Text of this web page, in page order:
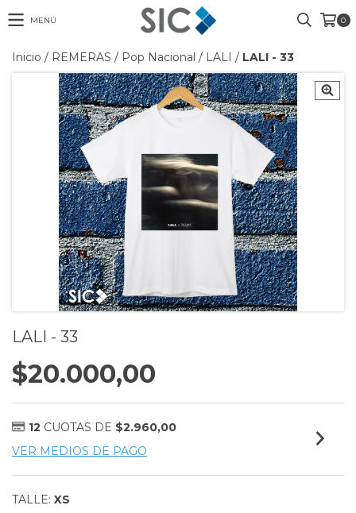
MENÚ 0
Inicio / REMERAS / Pop Nacional / LALI / LALI - 33
LALI - 33
$20.000,00
12 CUOTAS DE $2.960,00
VER MEDIOS DE PAGO
TALLE: XS